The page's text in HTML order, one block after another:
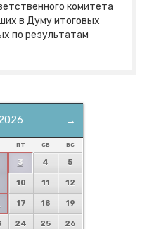
комитета
в Думу итоговых
по результатам
→
ПТ СБ ВС
3 4 5
10 11 12
17 18 19
24 25 26